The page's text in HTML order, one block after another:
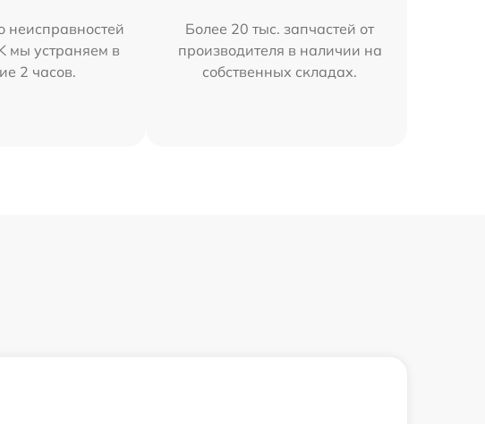
неисправностей
мы устраняем в
2 часов.
Более 20 тыс. запчастей от
производителя в наличии на
собственных складах.